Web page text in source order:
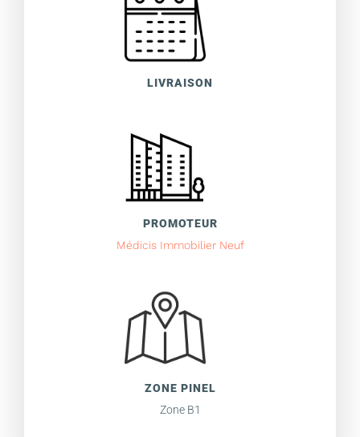
LIVRAISON
PROMOTEUR
Médicis Immobilier Neuf
ZONE PINEL
Zone B1